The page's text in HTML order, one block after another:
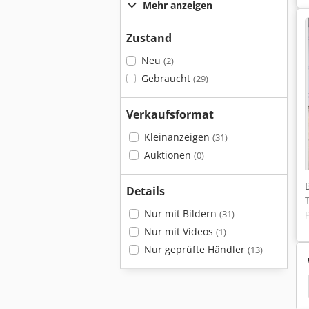
Mehr anzeigen
Zustand
Neu (2)
Gebraucht (29)
Verkaufsformat
Kleinanzeigen (31)
Auktionen (0)
Details
Nur mit Bildern (31)
Nur mit Videos (1)
Nur geprüfte Händler (13)